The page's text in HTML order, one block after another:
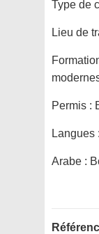
Type de
Lieu de
Permis :
Langues :
Arabe :